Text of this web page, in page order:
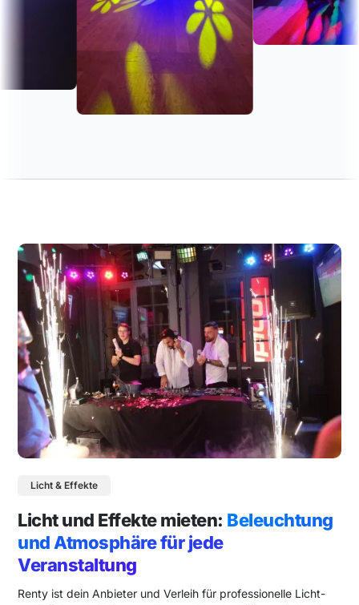
Licht & Effekte
Licht und Effekte mieten: Beleuchtung
und Atmosphäre für jede
Veranstaltung
Renty ist dein Anbieter und Verleih für professionelle Licht-